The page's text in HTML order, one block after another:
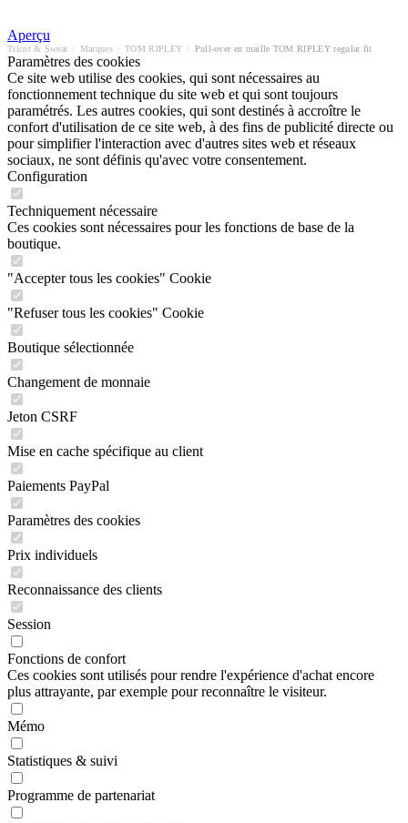
Aperçu
Tricot & Sweat Marques TOM RIPLEY Pull-over en maille TOM RIPLEY regular fit
Paramètres des cookies
Ce site web utilise des cookies, qui sont nécessaires au
fonctionnement technique du site web et qui sont toujours
paramétrés. Les autres cookies, qui sont destinés à accroître le
confort d'utilisation de ce site web, à des fins de publicité directe ou
pour simplifier l'interaction avec d'autres sites web et réseaux
sociaux, ne sont définis qu'avec votre consentement.
Configuration
Techniquement nécessaire
Ces cookies sont nécessaires pour les fonctions de base de la
boutique.
"Accepter tous les cookies" Cookie
"Refuser tous les cookies" Cookie
Boutique sélectionnée
Changement de monnaie
Jeton CSRF
Mise en cache spécifique au client
Paiements PayPal
Paramètres des cookies
Prix individuels
Reconnaissance des clients
Session
Fonctions de confort
Ces cookies sont utilisés pour rendre l'expérience d'achat encore
plus attrayante, par exemple pour reconnaître le visiteur.
Mémo
Statistiques & suivi
Programme de partenariat